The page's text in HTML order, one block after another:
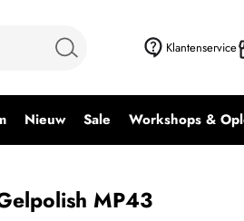
Klantenservice
Nieuw Sale Workshops &
MP43